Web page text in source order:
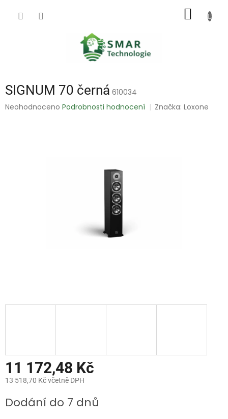
SIGNUM 70 černá 610034
Průměrné
Neohodnoceno Podrobnosti hodnocení Značka:Loxone
11 172,48 Kč
13 518,70 Kč včetně DPH
cena:
Dodání do 7 dnů